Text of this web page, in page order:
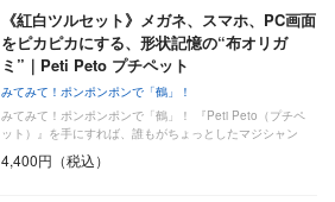
《紅白ツルセット》メガネ、スマホ、PC画面
をピカピカにする、形状記憶の“布オリガ
ミ”｜Peti Peto プチペット
みてみて！ポンポンポンで「鶴」！
みてみて！ポンポンポンで「鶴」！ 『Peti Peto（プチペ
ット）』を手にすれば、誰もがちょっとしたマジシャン
4,400円（税込）